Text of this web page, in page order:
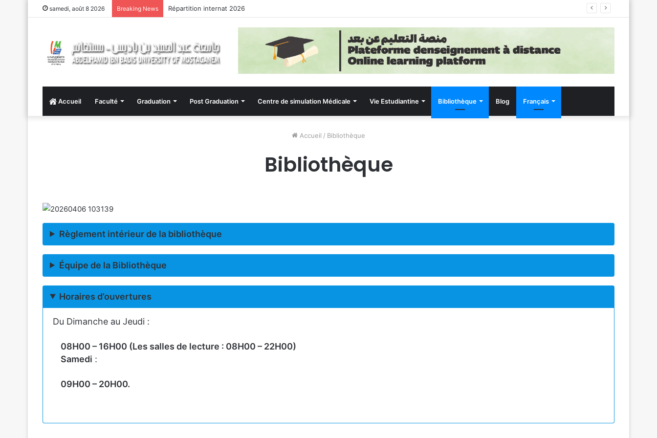
samedi, août 8 2026 Breaking News Répartition internat 2026
Accueil Faculté Graduation Post Graduation Centre de simulation Médicale Vie Estudiantine Bibliothèque Blog Français
Accueil / Bibliothèque
Bibliothèque
Règlement intérieur de la bibliothèque
Équipe de la Bibliothèque
Horaires d’ouvertures
Du Dimanche au Jeudi :
08H00 – 16H00 (Les salles de lecture : 08H00 – 22H00)
Samedi :
09H00 – 20H00.